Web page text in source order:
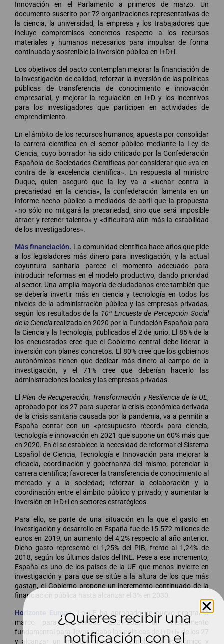
Innovación en el Parlamento a primeros de marzo. Un
documento suscrito por 72 organizaciones representativas de
la ciencia, la universidad, la empresa y los trabajadores que
incluye compromisos concretos respecto a los recursos
materiales y humanos necesarios para impulsar de forma
continuada y sostenible la inversión pública en I+D+i.
Los objetivos del pacto contemplan mejorar la financiación de
la investigación de calidad; reforzar la inversión de las políticas
públicas de transferencia de conocimiento e innovación
empresarial; y mejorar la regulación en I+D y los incentivos
para los investigadores que participen en actividades de
emprendimiento.
En el ámbito de los recursos humanos, apuesta por consolidar
la carrera científica en el sector público mediante la Ley de
Ciencia, cuyo borrador ha sido criticado por la Confederación
Española de Sociedades Científicas por considerar que «va en
contra de la excelencia científica». En respuesta al ministro
Duque, quien aseguró que la ley va a «luchar contra la
precariedad en la ciencia», la confederación lamenta en un
informe hecho público a mediados de abril que la propuesta
«no sólo no mitigará la precariedad, sino que será imposible
atraer y retener talento» y «dificultará aún más la estabilidad
de los investigadores».
Más financiación. La comunidad científica hace años que pide
a los legisladores más dinero para investigación, y la actual
coyuntura sanitaria parece el momento adecuado para
introducir reformas en el modelo productivo, dando prioridad
al sector. Una amplia mayoría de ciudadanos cree también que
se debería invertir más en ciencia y tecnología en todos los
niveles de la administración pública y las empresas privadas,
según los resultados de la 10ª Encuesta de Percepción Social
de la Ciencia realizada en 2020 por la Fundación Española para
la Ciencia y la Tecnología, publicados el 2 de junio. El 85% de la
los encuestados cree que el Gobierno central debe liderar la
inversión con planes concretos. El 80% cree que los gobiernos
autonómicos tienen que dedicar más dinero al campo de la
investigación, y el 71% cree que deberían hacerlo las
administraciones locales y las empresas privadas.
ElPlan de Recuperación, Transformación y Resiliencia de la UE,
aprobado por los 27 para superar la crisis económica derivada
de la crisis sanitaria causada por la pandemia, va a permitir a
España contar con un «presupuesto récord» para ciencia,
tecnología e innovación en 2021 que supone un 60% más que
en 2020. En él se establece la necesidad de reformar el Sistema
Español de Ciencia, Tecnología e Innovación para mejorar la
eficacia, coordinación y gobernanza del mismo; potenciar la
carrera científica; favorecer la transferencia de conocimiento al
mercado y a la sociedad; reforzar la colaboración y la
coordinación entre el ámbito público y privado; y aumentar la
inversión en I+D+i en sectores estratégicos.
Para ello, se parte de una situación en la que el gasto en
investigación y desarrollo en España fue de 15.572 millones de
euros en 2019, un aumento del 4,2% respecto al año anterior.
Dicho gasto representó el 1,25% del PIB, frente al 1,24% de
2018, según los últimos datos del INE. Pese a ese incremento,
España es uno de los países de la UE que menos invierte en
investigación y para que se sitúe a la altura de los que más
gastan, el Gobierno propone un incremento continuado de la
financiación pública hasta alcanzar el 3% en 2030.
Horizonte Europa.
La UE ha aprobado un nuevo programa
marco para el período 2021-2027, un «instrumento
fundamental para llevar a cabo las políticas de I+D+i» de los 27
y alcanzar un impacto científico, tecnológico, económico y
¿Quieres recibir una
notificación con el